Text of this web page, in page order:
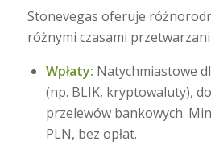
Stonevegas oferuje
różnymi czasami
Wpłaty: Natychmiastowe
(np. BLIK, kryptowaluty),
przelewów bankowych.
PLN, bez opłat.